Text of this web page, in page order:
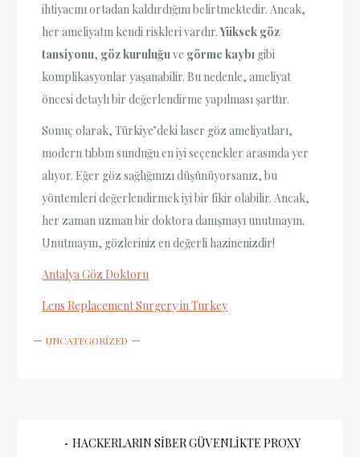
ihtiyacını ortadan kaldırdığını belirtmektedir. Ancak,
her ameliyatın kendi riskleri vardır.Yüksek göz
tansiyonu, göz kuruluğu ve görme kaybı gibi
komplikasyonlar yaşanabilir. Bu nedenle, ameliyat
öncesi detaylı bir değerlendirme yapılması şarttır.
Sonuç olarak, Türkiye’deki laser göz ameliyatları,
modern tıbbın sunduğu en iyi seçenekler arasında yer
alıyor. Eğer göz sağlığınızı düşünüyorsanız, bu
yöntemleri değerlendirmek iyi bir fikir olabilir. Ancak,
her zaman uzman bir doktora danışmayı unutmayın.
Unutmayın, gözleriniz en değerli hazinenizdir!
Antalya Göz Doktoru
Lens Replacement Surgery in Turkey
UNCATEGORIZED
HACKERLARIN SIBER GÜVENLIKTE PROXY